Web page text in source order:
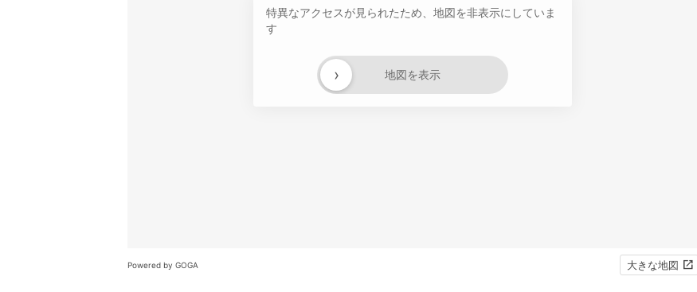
特異なアクセスが見られたため、地図を非表示にしていま
す
地図を表示
›
Powered by GOGA 大きな地図